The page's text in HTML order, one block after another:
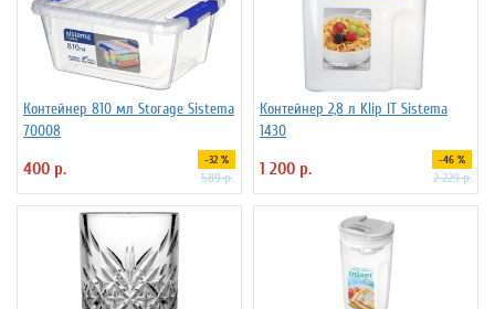
Контейнер 810 мл Storage Sistema
70008
400 р. -32 %
589 р.
Контейнер 2,8 л Klip IT Sistema
1430
1 200 р. -46 %
2 229 р.